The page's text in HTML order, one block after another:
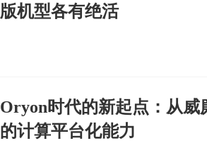
版机型各有绝活
Oryon时代的新起点：从威
的计算平台化能力